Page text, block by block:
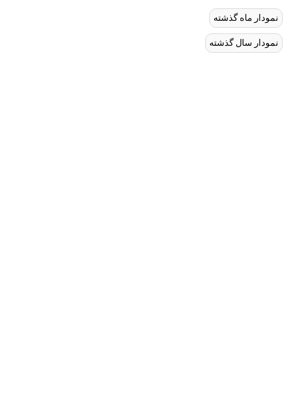
نمودار ماه گذشته
نمودار سال گذشته